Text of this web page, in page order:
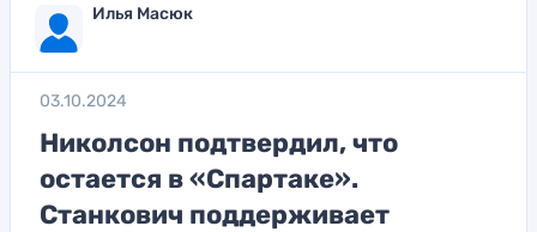
Илья Масюк
03.10.2024
Николсон подтвердил, что
остается в «Спартаке».
Станкович поддерживает